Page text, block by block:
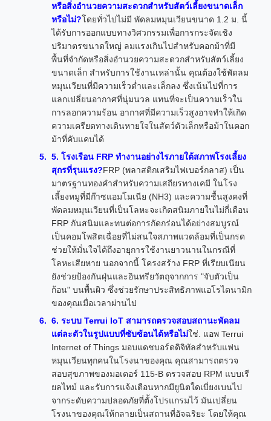
หรือสิ่งอำนวยความสะดวกสำหรับสัตว์เลี้ยงขนาดเล็ก
หรือไม่?โดยทั่วไปไม่มี พัดลมหมุนเวียนขนาด 1.2 ม. นี้
ได้รับการออกแบบทางวิศวกรรมเพื่อการกระจัดเชิง
ปริมาตรขนาดใหญ่ ลมแรงเกินไปสำหรับคอกม้าที่มี
พื้นที่จำกัดหรือสิ่งอำนวยความสะดวกสำหรับสัตว์เลี้ยง
ขนาดเล็ก สำหรับการใช้งานเหล่านั้น คุณต้องใช้พัดลม
หมุนเวียนที่มีความเร็วต่ำและเล็กลง ซึ่งเน้นไปที่การ
แลกเปลี่ยนอากาศที่นุ่มนวล แทนที่จะเป็นความเร็วใน
การลอกความร้อน อากาศที่มีความเร็วสูงอาจทำให้เกิด
ความเครียดทางเดินหายใจในสัตว์ตัวเล็กหรือม้าในคอก
ม้าที่คับแคบได้
5. โรงเรือน FRP ทำงานอย่างไรภายใต้สภาพโรงเลี้ยง
สุกรที่รุนแรง?FRP (พลาสติกเสริมไฟเบอร์กลาส) เป็น
มาตรฐานทองคำสำหรับความเสถียรทางเคมี ในโรง
เลี้ยงหมูที่มีก๊าซแอมโมเนีย (NH3) และความชื้นสูงคงที่
พัดลมหมุนเวียนที่เป็นโลหะจะเกิดสนิมภายในไม่กี่เดือน
FRP กันสนิมและทนต่อการกัดกร่อนได้อย่างสมบูรณ์
เป็นคอมโพสิตเฉื่อยที่ไม่สนใจสภาพแวดล้อมที่เป็นกรด
ช่วยให้มั่นใจได้ถึงอายุการใช้งานยาวนานในกรณีที่
โลหะเสียหาย นอกจากนี้ โครงสร้าง FRP ที่เรียบเนียน
ยังช่วยป้องกันฝุ่นและอินทรียวัตถุจากการ "จับตัวเป็น
ก้อน" บนพื้นผิว ซึ่งช่วยรักษาประสิทธิภาพแอโรไดนามิก
ของคุณเมื่อเวลาผ่านไป
6. ระบบ Terrui IoT สามารถตรวจสอบสถานะพัดลม
แต่ละตัวในรูปแบบที่ซับซ้อนได้หรือไม่ใช่. แอพ Terrui
Internet of Things มอบแดชบอร์ดดิจิทัลสำหรับแฟน
หมุนเวียนทุกคนในโรงนาของคุณ คุณสามารถตรวจ
สอบสุขภาพของมอเตอร์ 115-B ตรวจสอบ RPM แบบเรี
ยลไทม์ และรับการแจ้งเตือนหากมียูนิตใดเบี่ยงเบนไป
จากระดับความปลอดภัยที่ตั้งโปรแกรมไว้ มันเปลี่ยน
โรงนาของคุณให้กลายเป็นสถานที่อัจฉริยะ โดยให้คุณ